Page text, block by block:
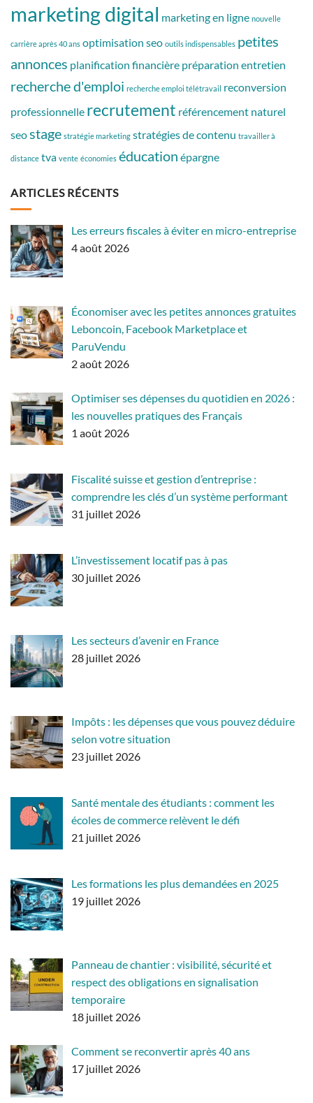
marketing digital marketing en ligne nouvelle
carrière après 40 ans optimisation seo outils indispensables petites
annonces planification financière préparation entretien
recherche d'emploi recherche emploi télétravail reconversion
professionnelle recrutement référencement naturel
seo stage stratégie marketing stratégies de contenu travailler à
distance tva vente économies éducation épargne
ARTICLES RÉCENTS
Les erreurs fiscales à éviter en micro-entreprise
4 août 2026
Économiser avec les petites annonces gratuites
Leboncoin, Facebook Marketplace et
ParuVendu
2 août 2026
Optimiser ses dépenses du quotidien en 2026 :
les nouvelles pratiques des Français
1 août 2026
Fiscalité suisse et gestion d’entreprise :
comprendre les clés d’un système performant
31 juillet 2026
L’investissement locatif pas à pas
30 juillet 2026
Les secteurs d’avenir en France
28 juillet 2026
Impôts : les dépenses que vous pouvez déduire
selon votre situation
23 juillet 2026
Santé mentale des étudiants : comment les
écoles de commerce relèvent le défi
21 juillet 2026
Les formations les plus demandées en 2025
19 juillet 2026
Panneau de chantier : visibilité, sécurité et
respect des obligations en signalisation
temporaire
18 juillet 2026
Comment se reconvertir après 40 ans
17 juillet 2026